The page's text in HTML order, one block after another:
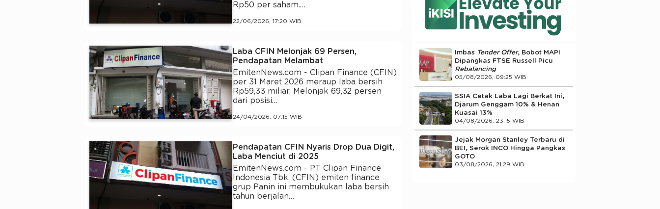
Rp50 per saham.…
22/06/2026, 17:20 WIB
Laba CFIN Melonjak 69 Persen,
Pendapatan Melambat
EmitenNews.com - Clipan Finance (CFIN)
per 31 Maret 2026 meraup laba bersih
Rp59,33 miliar. Melonjak 69,32 persen
dari posisi…
24/04/2026, 07:15 WIB
Pendapatan CFIN Nyaris Drop Dua Digit,
Laba Menciut di 2025
EmitenNews.com - PT Clipan Finance
Indonesia Tbk. (CFIN) emiten finance
grup Panin ini membukukan laba bersih
tahun berjalan…
Imbas Tender Offer, Bobot MAPI
Dipangkas FTSE Russell Picu
Rebalancing
05/08/2026, 09:25 WIB
SSIA Cetak Laba Lagi Berkat Ini,
Djarum Genggam 10% & Henan
Kuasai 13%
04/08/2026, 23:15 WIB
Jejak Morgan Stanley Terbaru di
BEI, Serok INCO Hingga Pangkas
GOTO
03/08/2026, 21:29 WIB